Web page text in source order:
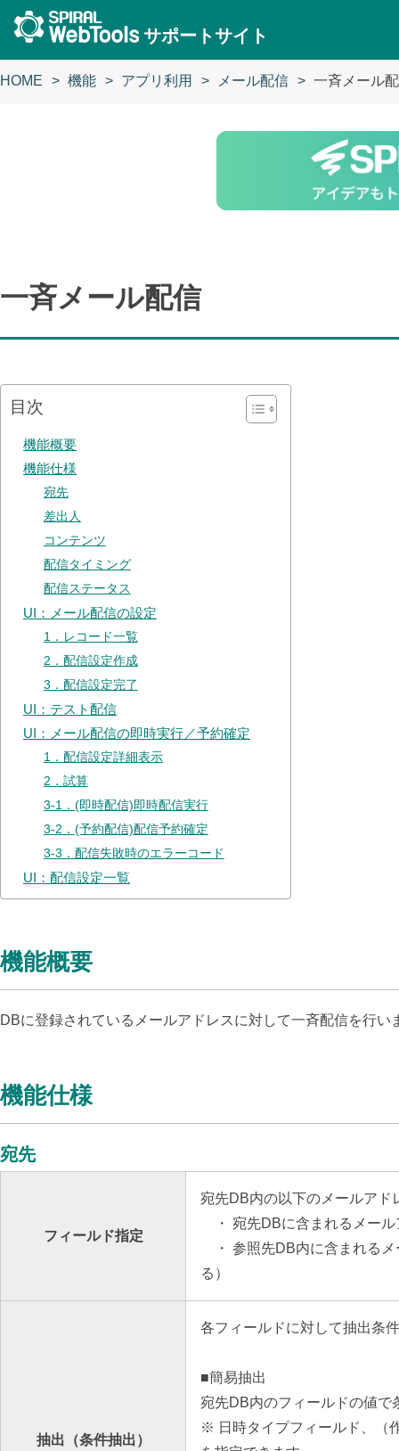
サポートサイト
HOME 機能 アプリ利用 メール配信 一斉メール
一斉メール配信
目次
機能概要
機能仕様
宛先
差出人
コンテンツ
配信タイミング
配信ステータス
UI：メール配信の設定
1．レコード一覧
2．配信設定作成
3．配信設定完了
UI：テスト配信
UI：メール配信の即時実行／予約確定
1．配信設定詳細表示
2．試算
3-1．(即時配信)即時配信実行
3-2．(予約配信)配信予約確定
3-3．配信失敗時のエラーコード
UI：配信設定一覧
機能概要
DBに登録されているメールアドレスに対して一斉配信を行い
機能仕様
宛先
フィールド指定
宛先DB内の以下のメールアド
・ 宛先DBに含まれるメール
・ 参照先DB内に含まれるメ
る）
抽出（条件抽出）
各フィールドに対して抽出条
■簡易抽出
宛先DB内のフィールドの値で
※ 日時タイプフィールド、（